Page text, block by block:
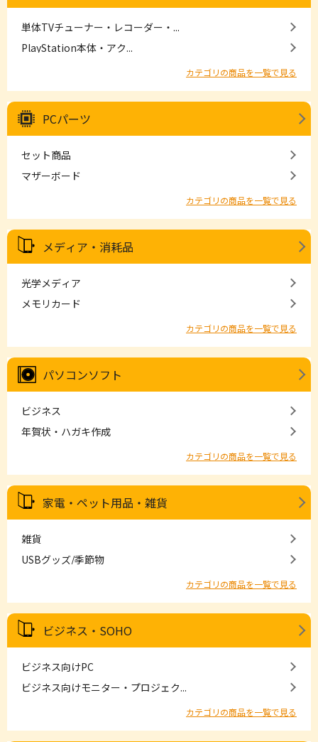
単体TVチューナー・レコーダー・...
PlayStation本体・アク...
カテゴリの商品を一覧で見る
PCパーツ
セット商品
マザーボード
カテゴリの商品を一覧で見る
メディア・消耗品
光学メディア
メモリカード
カテゴリの商品を一覧で見る
パソコンソフト
ビジネス
年賀状・ハガキ作成
カテゴリの商品を一覧で見る
家電・ペット用品・雑貨
雑貨
USBグッズ/季節物
カテゴリの商品を一覧で見る
ビジネス・SOHO
ビジネス向けPC
ビジネス向けモニター・プロジェク...
カテゴリの商品を一覧で見る